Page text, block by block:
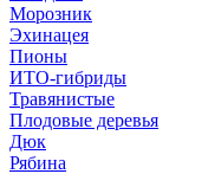
Морозник
Эхинацея
Пионы
ИТО-гибриды
Травянистые
Плодовые деревья
Дюк
Рябина